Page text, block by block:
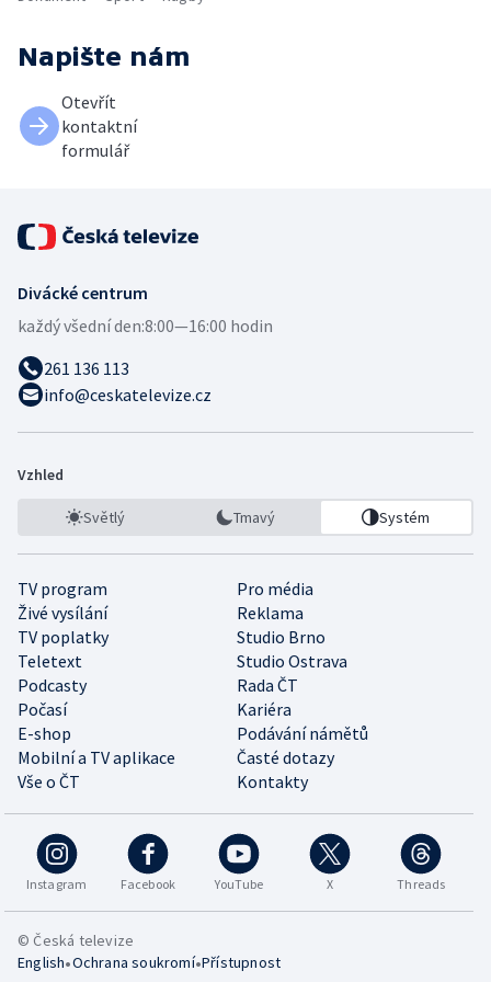
Napište nám
Otevřít
kontaktní
formulář
Divácké centrum
každý všední den:8:00—16:00 hodin
261 136 113
info@ceskatelevize.cz
Vzhled
Světlý Tmavý Systém
TV program
Pro média
Živé vysílání
Reklama
TV poplatky
Studio Brno
Teletext
Studio Ostrava
Podcasty
Rada ČT
Počasí
Kariéra
E-shop
Podávání námětů
Mobilní a TV aplikace
Časté dotazy
Vše o ČT
Kontakty
Instagram Facebook YouTube X Threads
© Česká televize
English•Ochrana soukromí•Přístupnost